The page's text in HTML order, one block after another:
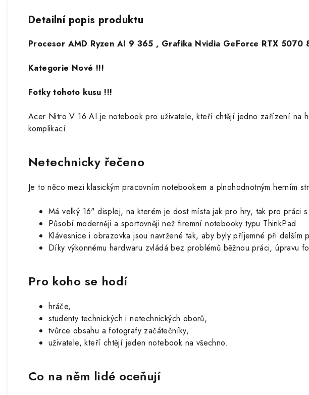
Detailní popis produktu
Procesor AMD Ryzen AI 9 365 , Grafika Nvidia GeForce RTX 5070
Kategorie Nové !!!
Fotky tohoto kusu !!!
Acer Nitro V 16 AI je notebook pro uživatele, kteří chtějí jedno zařízení na
komplikací.
Netechnicky řečeno
Je to něco mezi klasickým pracovním notebookem a plnohodnotným herním
Má velký 16" displej, na kterém je dost místa jak pro hry, tak pro práci
Působí moderněji a sportovněji než firemní notebooky typu ThinkPad.
Klávesnice i obrazovka jsou navržené tak, aby byly příjemné při delším
Díky výkonnému hardwaru zvládá bez problémů běžnou práci, úpravu
Pro koho se hodí
hráče,
studenty technických i netechnických oborů,
tvůrce obsahu a fotografy začátečníky,
uživatele, kteří chtějí jeden notebook na všechno.
Co na něm lidé oceňují